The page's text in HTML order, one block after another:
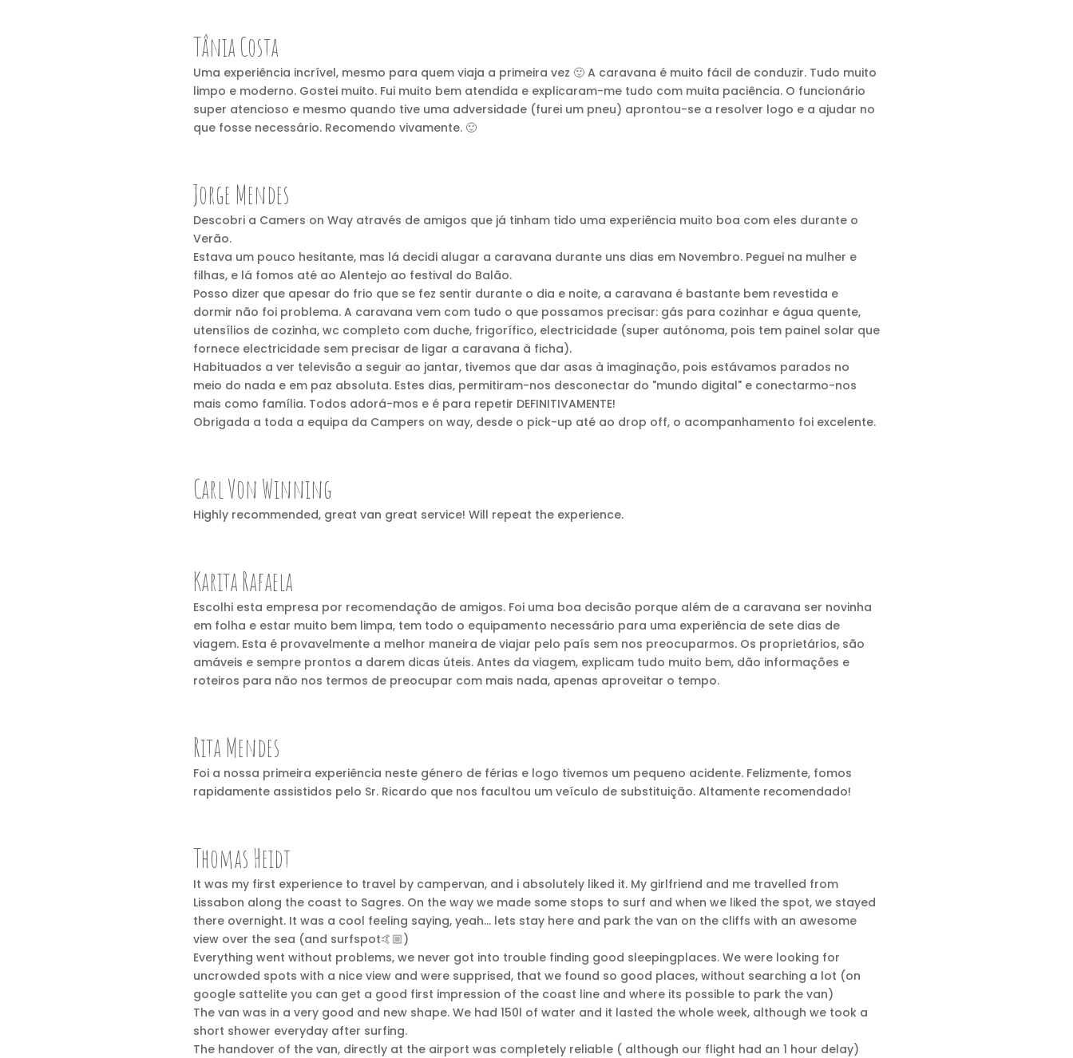
Tânia Costa
Uma experiência incrível, mesmo para quem viaja a primeira vez 🙂 A caravana é muito fácil de conduzir. Tudo muito
limpo e moderno. Gostei muito. Fui muito bem atendida e explicaram-me tudo com muita paciência. O funcionário
super atencioso e mesmo quando tive uma adversidade (furei um pneu) aprontou-se a resolver logo e a ajudar no
que fosse necessário. Recomendo vivamente. 🙂
Jorge Mendes
Descobri a Camers on Way através de amigos que já tinham tido uma experiência muito boa com eles durante o
Verão.
Estava um pouco hesitante, mas lá decidi alugar a caravana durante uns dias em Novembro. Peguei na mulher e
filhas, e lá fomos até ao Alentejo ao festival do Balão.
Posso dizer que apesar do frio que se fez sentir durante o dia e noite, a caravana é bastante bem revestida e
dormir não foi problema. A caravana vem com tudo o que possamos precisar: gás para cozinhar e água quente,
utensílios de cozinha, wc completo com duche, frigorífico, electricidade (super autónoma, pois tem painel solar que
fornece electricidade sem precisar de ligar a caravana à ficha).
Habituados a ver televisão a seguir ao jantar, tivemos que dar asas à imaginação, pois estávamos parados no
meio do nada e em paz absoluta. Estes dias, permitiram-nos desconectar do "mundo digital" e conectarmo-nos
mais como família. Todos adorá-mos e é para repetir DEFINITIVAMENTE!
Obrigada a toda a equipa da Campers on way, desde o pick-up até ao drop off, o acompanhamento foi excelente.
Carl Von Winning
Highly recommended, great van great service! Will repeat the experience.
Karita Rafaela
Escolhi esta empresa por recomendação de amigos. Foi uma boa decisão porque além de a caravana ser novinha
em folha e estar muito bem limpa, tem todo o equipamento necessário para uma experiência de sete dias de
viagem. Esta é provavelmente a melhor maneira de viajar pelo país sem nos preocuparmos. Os proprietários, são
amáveis e sempre prontos a darem dicas úteis. Antes da viagem, explicam tudo muito bem, dão informações e
roteiros para não nos termos de preocupar com mais nada, apenas aproveitar o tempo.
Rita Mendes
Foi a nossa primeira experiência neste género de férias e logo tivemos um pequeno acidente. Felizmente, fomos
rapidamente assistidos pelo Sr. Ricardo que nos facultou um veículo de substituição. Altamente recomendado!
Thomas Heidt
It was my first experience to travel by campervan, and i absolutely liked it. My girlfriend and me travelled from
Lissabon along the coast to Sagres. On the way we made some stops to surf and when we liked the spot, we stayed
there overnight. It was a cool feeling saying, yeah… lets stay here and park the van on the cliffs with an awesome
view over the sea (and surfspot🤙🏼)
Everything went without problems, we never got into trouble finding good sleepingplaces. We were looking for
uncrowded spots with a nice view and were supprised, that we found so good places, without searching a lot (on
google sattelite you can get a good first impression of the coast line and where its possible to park the van)
The van was in a very good and new shape. We had 150l of water and it lasted the whole week, although we took a
short shower everyday after surfing.
The handover of the van, directly at the airport was completely reliable ( although our flight had an 1 hour delay)